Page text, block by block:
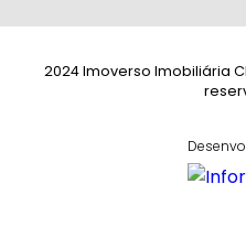
2024 Imoverso Imobiliária